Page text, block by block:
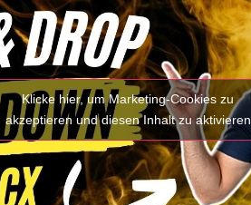
Klicke hier, um Marketing-Cookies zu
akzeptieren und diesen Inhalt zu aktivieren